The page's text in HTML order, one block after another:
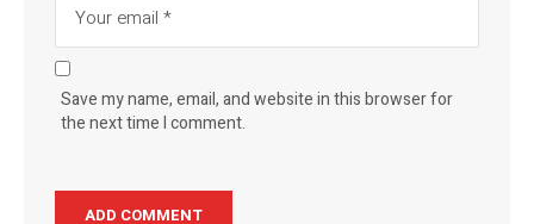
Save my name, email, and website in this browser for
the next time I comment.